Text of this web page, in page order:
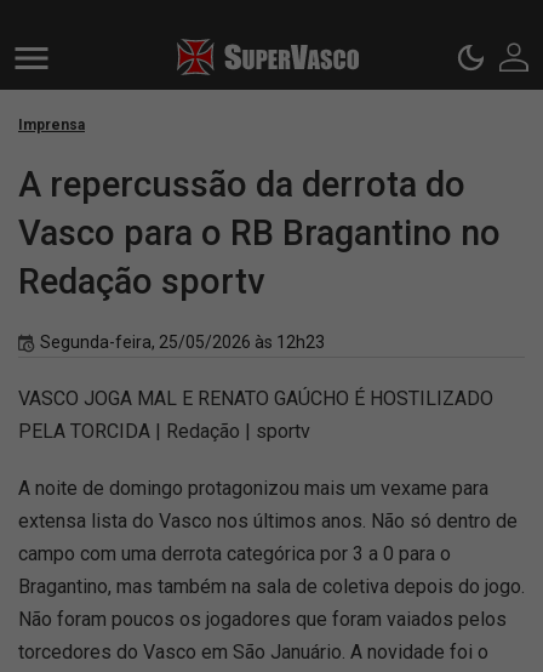
Imprensa
A repercussão da derrota do
Vasco para o RB Bragantino no
Redação sportv
Segunda-feira, 25/05/2026 às 12h23
VASCO JOGA MAL E RENATO GAÚCHO É HOSTILIZADO
PELA TORCIDA | Redação | sportv
A noite de domingo protagonizou mais um vexame para
extensa lista do Vasco nos últimos anos. Não só dentro de
campo com uma derrota categórica por 3 a 0 para o
Bragantino, mas também na sala de coletiva depois do jogo.
Não foram poucos os jogadores que foram vaiados pelos
torcedores do Vasco em São Januário. A novidade foi o